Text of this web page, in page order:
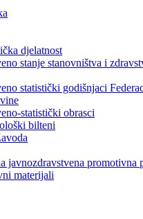
djelatnost
stanje stanovništva i
statistički godišnjaci
statistički obrasci
bilteni
javnozdravstvena promotivna
materijali